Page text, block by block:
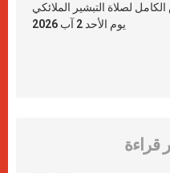
لصلاة التبشير الملائكي
يوم الأحد 2 آب 2026
قراءة